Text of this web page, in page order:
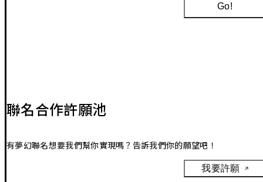
Go!
聯名合作許願池
有夢幻聯名想要我們幫你實現嗎？告訴我們你的願望吧！
我要許願